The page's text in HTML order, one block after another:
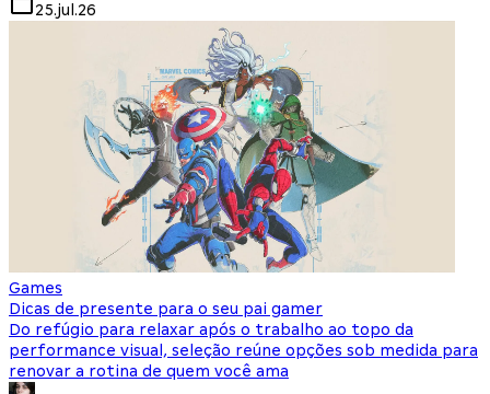
25.jul.26
Games
Dicas de presente para o seu pai gamer
Do refúgio para relaxar após o trabalho ao topo da
performance visual, seleção reúne opções sob medida para
renovar a rotina de quem você ama